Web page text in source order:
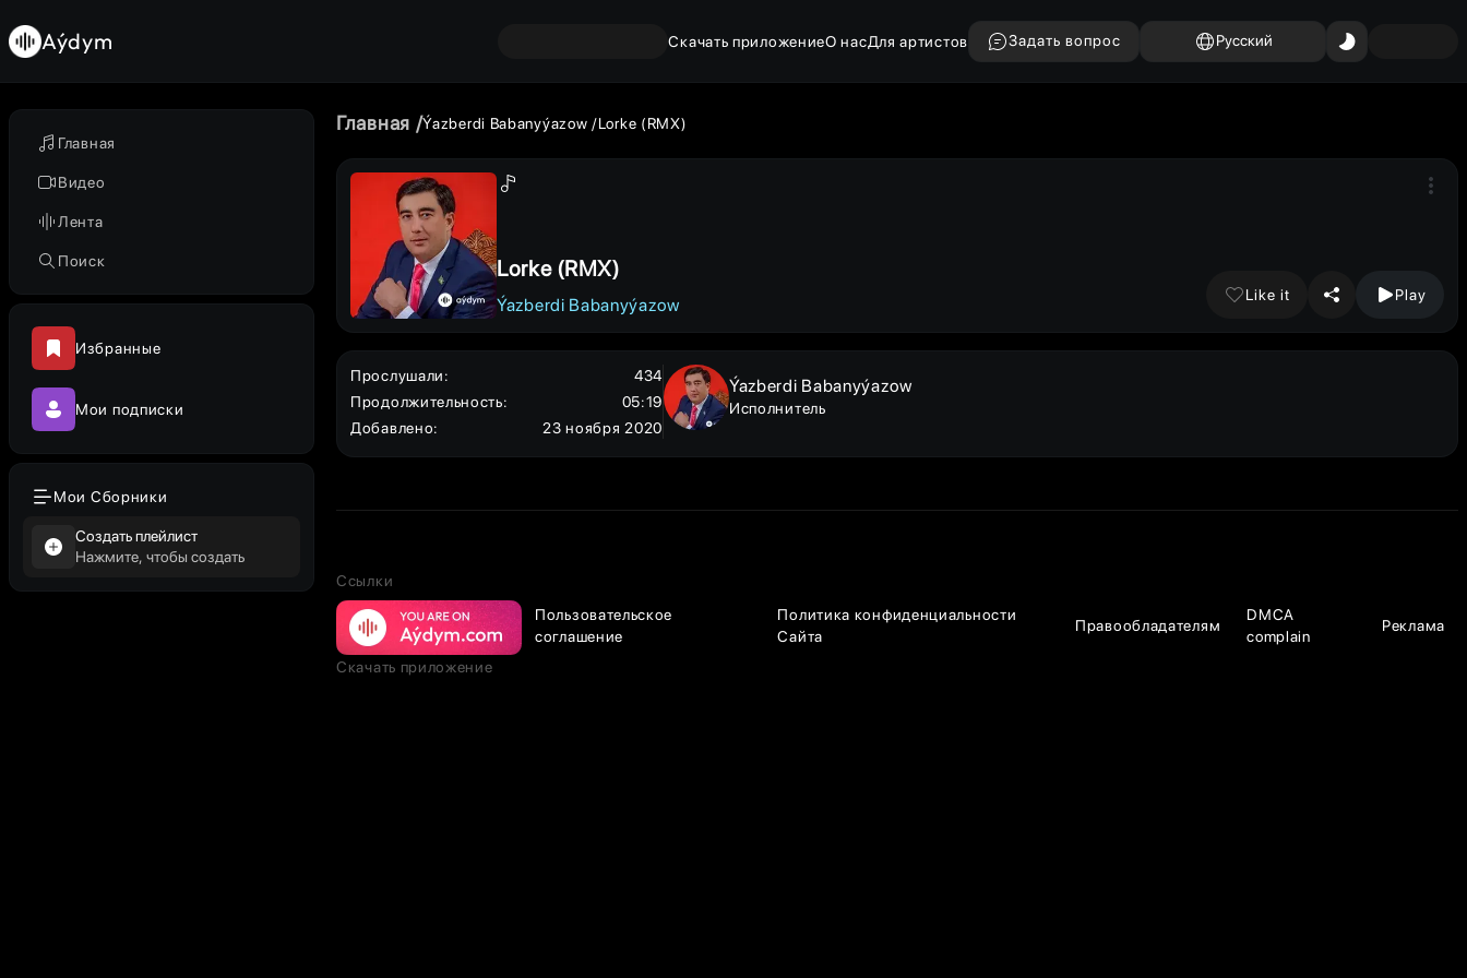
Главная
Видео
Лента
Поиск
Избранные
Мои подписки
Мои Сборники
Создать плейлист
Нажмите, чтобы создать
Aýdym Скачать приложениеО насДля артистов Задать вопрос Русский
Главная Ýazberdi Babanyýazow Lorke (RMX)
Lorke (RMX)
Ýazberdi Babanyýazow
Like it Play
Прослушали:
434
Продолжительность:
05:19
Добавлено: 23 ноября 2020
Ýazberdi Babanyýazow
Исполнитель
Ссылки
Пользовательское
соглашение
Политика конфиденциальности
Сайта
Правообладателям
DMCA
complain
Реклама
Скачать приложение